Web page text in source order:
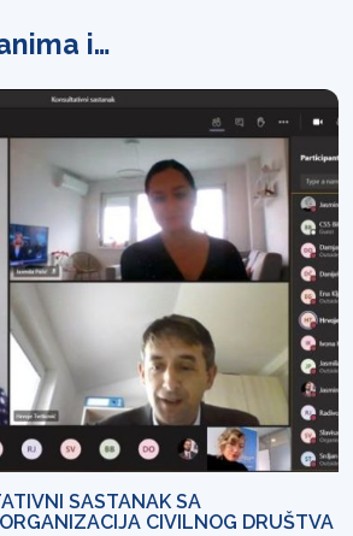
i…
SASTANAK SA
CIVILNOG DRUŠTVA